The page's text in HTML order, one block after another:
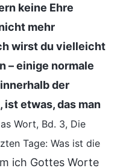
keine Ehre
mehr
wirst du vielleicht
– einige normale
der
etwas, das man
Wort, Bd. 3, Die
Tage: Was ist die
ich Gottes Worte